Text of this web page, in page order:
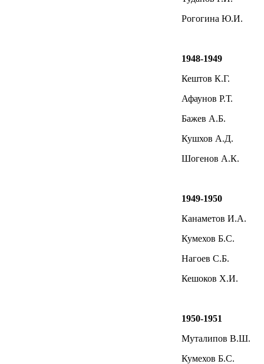
Рогогина Ю.И.
1948-1949
Кештов К.Г.
Афаунов Р.Т.
Бажев А.Б.
Кушхов А.Д.
Шогенов А.К.
1949-1950
Канаметов И.А.
Кумехов Б.С.
Нагоев С.Б.
Кешоков Х.И.
1950-1951
Муталипов В.Ш.
Кумехов Б.С.